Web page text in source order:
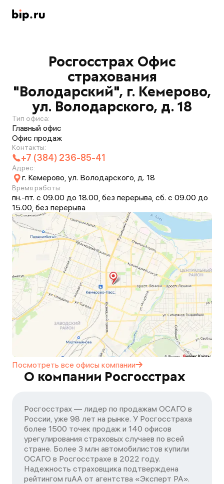
Росгосстрах Офис
страхования
"Володарский", г. Кемерово,
ул. Володарского, д. 18
Тип офиса:
Главный офис
Офис продаж
Контакты:
+7 (384) 236-85-41
Адрес:
г. Кемерово, ул. Володарского, д. 18
Время работы:
пн.-пт. с 09.00 до 18.00, без перерыва, сб. с 09.00 до
15.00, без перерыва
Посмотреть все офисы компании
О компании Росгосстрах
Росгосстрах — лидер по продажам ОСАГО в
России, уже 98 лет на рынке. У Росгосстраха
более 1500 точек продаж и 140 офисов
урегулирования страховых случаев по всей
стране. Более 3 млн автомобилистов купили
ОСАГО в Росгосстрахе в 2022 году.
Надежность страховщика подтверждена
рейтингом ruАА от агентства «Эксперт РА».